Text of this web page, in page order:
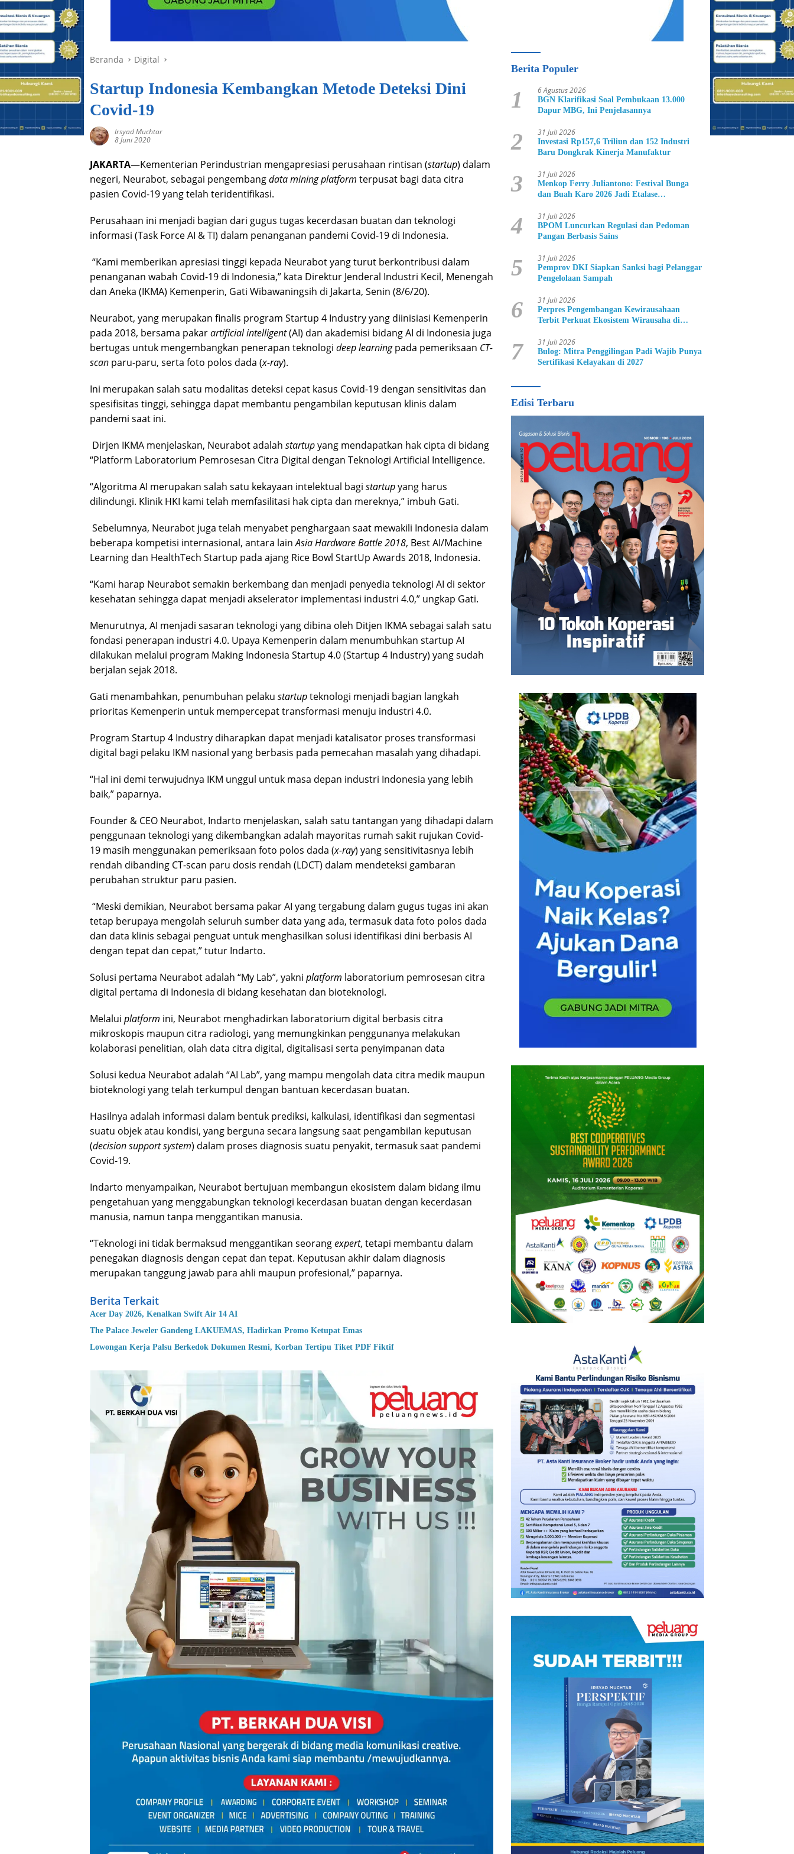
Beranda Digital
Startup Indonesia Kembangkan Metode Deteksi Dini
Covid-19
Irsyad Muchtar
8 Juni 2020
JAKARTA—Kementerian Perindustrian mengapresiasi perusahaan rintisan (startup) dalam
negeri, Neurabot, sebagai pengembangdata mining platform terpusat bagi data citra
pasien Covid-19 yang telah teridentifikasi.
Perusahaan ini menjadi bagian dari gugus tugas kecerdasan buatan dan teknologi
informasi (Task Force AI & TI) dalam penanganan pandemi Covid-19 di Indonesia.
“Kami memberikan apresiasi tinggi kepada Neurabot yang turut berkontribusi dalam
penanganan wabah Covid-19 di Indonesia,” kata Direktur Jenderal Industri Kecil, Menengah
dan Aneka (IKMA) Kemenperin, Gati Wibawaningsih di Jakarta, Senin (8/6/20).
Neurabot, yang merupakan finalis program Startup 4 Industry yang diinisiasi Kemenperin
pada 2018, bersama pakarartificial intelligent(AI) dan akademisi bidang AI di Indonesia juga
bertugas untuk mengembangkan penerapan teknologi deep learningpada pemeriksaan CT-
scan paru-paru, serta foto polos dada (x-ray).
Ini merupakan salah satu modalitas deteksi cepat kasus Covid-19 dengan sensitivitas dan
spesifisitas tinggi, sehingga dapat membantu pengambilan keputusan klinis dalam
pandemi saat ini.
Dirjen IKMA menjelaskan, Neurabot adalah startupyang mendapatkan hak cipta di bidang
“Platform Laboratorium Pemrosesan Citra Digital dengan Teknologi Artificial Intelligence.
“Algoritma AI merupakan salah satu kekayaan intelektual bagi startupyang harus
dilindungi. Klinik HKI kami telah memfasilitasi hak cipta dan mereknya,” imbuh Gati.
Sebelumnya, Neurabot juga telah menyabet penghargaan saat mewakili Indonesia dalam
beberapa kompetisi internasional, antara lainAsia Hardware Battle 2018, Best AI/Machine
Learning dan HealthTech Startup pada ajang Rice Bowl StartUp Awards 2018, Indonesia.
“Kami harap Neurabot semakin berkembang dan menjadi penyedia teknologi AI di sektor
kesehatan sehingga dapat menjadi akselerator implementasi industri 4.0,” ungkap Gati.
Menurutnya, AI menjadi sasaran teknologi yang dibina oleh Ditjen IKMA sebagai salah satu
fondasi penerapan industri 4.0. Upaya Kemenperin dalam menumbuhkan startup AI
dilakukan melalui program Making Indonesia Startup 4.0 (Startup 4 Industry) yang sudah
berjalan sejak 2018.
Gati menambahkan, penumbuhan pelaku startupteknologi menjadi bagian langkah
prioritas Kemenperin untuk mempercepat transformasi menuju industri 4.0.
Program Startup 4 Industry diharapkan dapat menjadi katalisator proses transformasi
digital bagi pelaku IKM nasional yang berbasis pada pemecahan masalah yang dihadapi.
“Hal ini demi terwujudnya IKM unggul untuk masa depan industri Indonesia yang lebih
baik,” paparnya.
Founder & CEO Neurabot, Indarto menjelaskan, salah satu tantangan yang dihadapi dalam
penggunaan teknologi yang dikembangkan adalah mayoritas rumah sakit rujukan Covid-
19 masih menggunakan pemeriksaan foto polos dada (x-ray) yang sensitivitasnya lebih
rendah dibanding CT-scan paru dosis rendah (LDCT) dalam mendeteksi gambaran
perubahan struktur paru pasien.
“Meski demikian, Neurabot bersama pakar AI yang tergabung dalam gugus tugas ini akan
tetap berupaya mengolah seluruh sumber data yang ada, termasuk data foto polos dada
dan data klinis sebagai penguat untuk menghasilkan solusi identifikasi dini berbasis AI
dengan tepat dan cepat,” tutur Indarto.
Solusi pertama Neurabot adalah “My Lab”, yakni platform laboratorium pemrosesan citra
digital pertama di Indonesia di bidang kesehatan dan bioteknologi.
Melalui platform ini, Neurabot menghadirkan laboratorium digital berbasis citra
mikroskopis maupun citra radiologi, yang memungkinkan penggunanya melakukan
kolaborasi penelitian, olah data citra digital, digitalisasi serta penyimpanan data
Solusi kedua Neurabot adalah “AI Lab”, yang mampu mengolah data citra medik maupun
bioteknologi yang telah terkumpul dengan bantuan kecerdasan buatan.
Hasilnya adalah informasi dalam bentuk prediksi, kalkulasi, identifikasi dan segmentasi
suatu objek atau kondisi, yang berguna secara langsung saat pengambilan keputusan
(decision support system) dalam proses diagnosis suatu penyakit, termasuk saat pandemi
Covid-19.
Indarto menyampaikan, Neurabot bertujuan membangun ekosistem dalam bidang ilmu
pengetahuan yang menggabungkan teknologi kecerdasan buatan dengan kecerdasan
manusia, namun tanpa menggantikan manusia.
“Teknologi ini tidak bermaksud menggantikan seorangexpert, tetapi membantu dalam
penegakan diagnosis dengan cepat dan tepat. Keputusan akhir dalam diagnosis
merupakan tanggung jawab para ahli maupun profesional,” paparnya.
Berita Terkait
Acer Day 2026, Kenalkan Swift Air 14 AI
The Palace Jeweler Gandeng LAKUEMAS, Hadirkan Promo Ketupat Emas
Lowongan Kerja Palsu Berkedok Dokumen Resmi, Korban Tertipu Tiket PDF Fiktif
Berita Populer
1 6 Agustus 2026
BGN Klarifikasi Soal Pembukaan 13.000
Dapur MBG, Ini Penjelasannya
2 31 Juli 2026
Investasi Rp157,6 Triliun dan 152 Industri
Baru Dongkrak Kinerja Manufaktur
3 31 Juli 2026
Menkop Ferry Juliantono: Festival Bunga
dan Buah Karo 2026 Jadi Etalase
4 31 Juli 2026
BPOM Luncurkan Regulasi dan Pedoman
Pangan Berbasis Sains
5 31 Juli 2026
Pemprov DKI Siapkan Sanksi bagi Pelanggar
Pengelolaan Sampah
6 31 Juli 2026
Perpres Pengembangan Kewirausahaan
Terbit Perkuat Ekosistem Wirausaha di
7 31 Juli 2026
Bulog: Mitra Penggilingan Padi Wajib Punya
Sertifikasi Kelayakan di 2027
Edisi Terbaru